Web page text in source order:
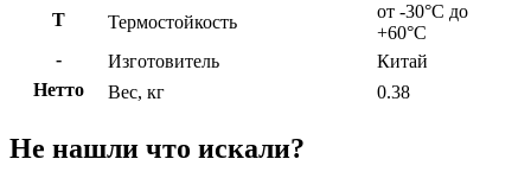
Т
Термостойкость
от -30°C до
+60°C
-
Изготовитель
Китай
Нетто
Вес, кг 0.38
Не нашли что искали?